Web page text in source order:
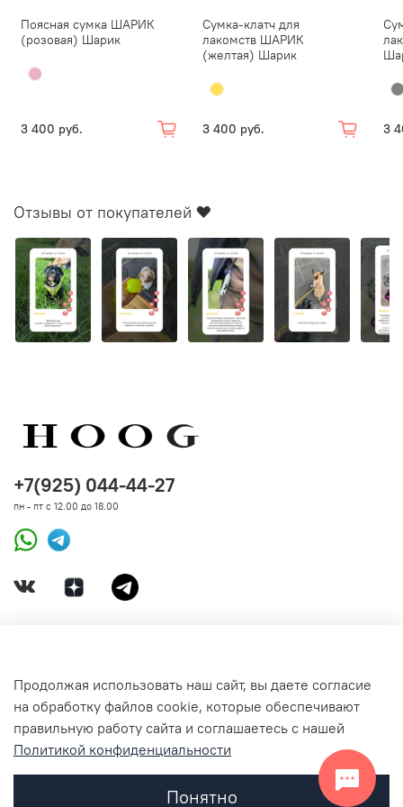
Поясная сумка ШАРИК
(розовая) Шарик
3 400 руб.
Сумка-клатч для
лакомств ШАРИК
(желтая) Шарик
3 400 руб. 3
Отзывы от покупателей ❤️
СВЯЗАТЬСЯ С НАМИ
+7(925) 044-44-27
пн - пт с 12.00 до 18.00
Продолжая использовать наш сайт, вы даете согласие
на обработку файлов cookie, которые обеспечивают
правильную работу сайта и соглашаетесь с нашей
Политикой конфиденциальности
Понятно